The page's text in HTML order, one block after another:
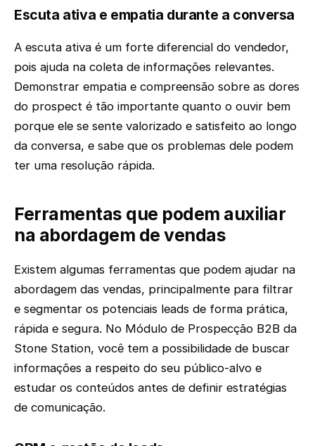
Escuta ativa e empatia durante a conversa
A escuta ativa é um forte diferencial do vendedor,
pois ajuda na coleta de informações relevantes.
Demonstrar empatia e compreensão sobre as dores
do prospect é tão importante quanto o ouvir bem
porque ele se sente valorizado e satisfeito ao longo
da conversa, e sabe que os problemas dele podem
ter uma resolução rápida.
Ferramentas que podem auxiliar
na abordagem de vendas
Existem algumas ferramentas que podem ajudar na
abordagem das vendas, principalmente para filtrar
e segmentar os potenciais leads de forma prática,
rápida e segura. No Módulo de Prospecção B2B da
Stone Station, você tem a possibilidade de buscar
informações a respeito do seu público-alvo e
estudar os conteúdos antes de definir estratégias
de comunicação.